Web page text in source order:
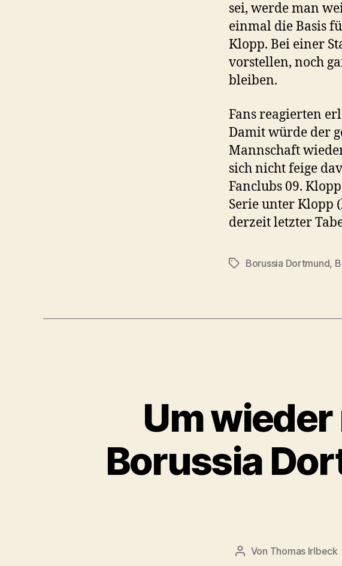
sei, werde man
einmal die Basis
Klopp. Bei einer
vorstellen, noch
bleiben.
Fans reagierten
Damit würde der
Mannschaft
sich nicht feige
Fanclubs 09.
Serie unter Klopp
derzeit letzter
Schlagwörter
Borussia Dortmund,
Um
Borussia
Beitragsautor
Von Thomas Irlbeck